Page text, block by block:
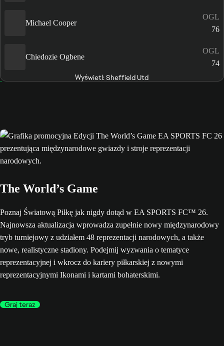
Michael Cooper
OGL
76
Chiedozie Ogbene
OGL
74
Wyświetl: Sheffield Utd
The World’s Game
Poznaj Światową Piłkę jak nigdy dotąd w EA SPORTS FC™ 26.
Najnowsza aktualizacja wprowadza zupełnie nowy międzynarodowy
tryb turniejowy z udziałem 48 reprezentacji narodowych, a także
nowe, realistyczne stadiony. Podejmij wyzwania o tematyce
reprezentacyjnej i wkrocz do kariery piłkarskiej z nowymi
reprezentacyjnymi Ikonami i kartami bohaterskimi.
Graj teraz